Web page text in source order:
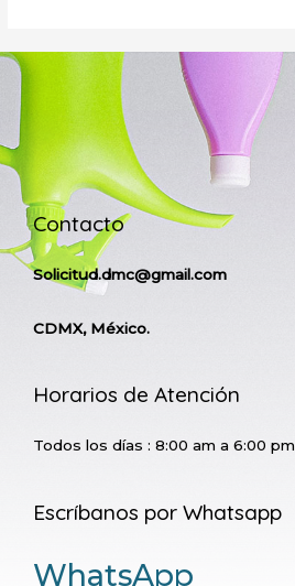
Contacto
Solicitud.dmc@gmail.com
CDMX, México.
Horarios de Atención
Todos los días : 8:00 am a 6:00 pm
Escríbanos por Whatsapp
WhatsApp